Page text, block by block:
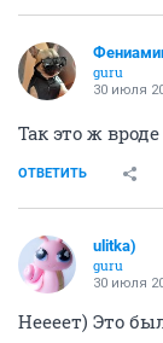
guru
30 июля
Так это ж
ОТВЕТИТЬ
ulitka)
guru
30 июля
Неееет) Это